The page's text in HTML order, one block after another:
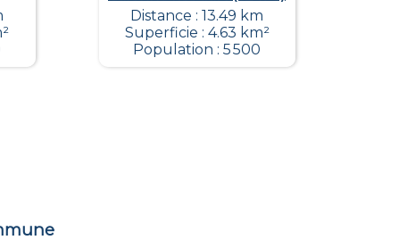
Distance : 13.49 km
Superficie : 4.63 km²
Population : 5 500